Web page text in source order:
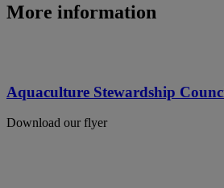
More information
Aquaculture Stewardship
Download our flyer